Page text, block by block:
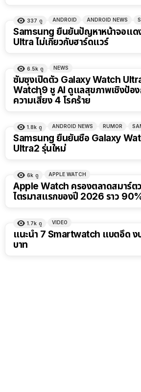
337 ดู ANDROID ANDROID NEWS
Samsung ยืนยันปัญหาหน้าจอแด
Ultra ไม่เกี่ยวกับฮาร์ดแวร์
6.5k ดู NEWS
ซัมซุงเปิดตัว Galaxy Watch
Watch9 ชู AI ดูแลสุขภาพเชิงป้อ
ความเสี่ยง 4 โรคร้าย
1.8k ดู ANDROID NEWS RUMOR
Samsung ยืนยันชื่อ Galaxy
Ultra2 รุ่นใหม่
6k ดู APPLE WATCH
Apple Watch ครองตลาดสมาร์ต
ไตรมาสแรกของปี 2026 ราว
1.7k ดู VIDEO
แนะนำ 7 Smartwatch แบตอึด ง
บาท